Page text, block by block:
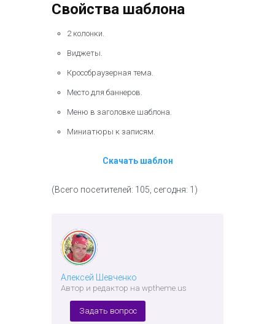
Свойства шаблона
2 колонки.
Виджеты.
Кроссбраузерная тема.
Место для баннеров.
Меню в заголовке шаблона.
Миниатюры к записям.
Скачать шаблон
(Всего посетителей: 105, сегодня: 1)
Алексей Шевченко
Автор и редактор на wptheme.us
Задать вопрос